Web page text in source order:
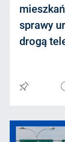
sprawy
drogą